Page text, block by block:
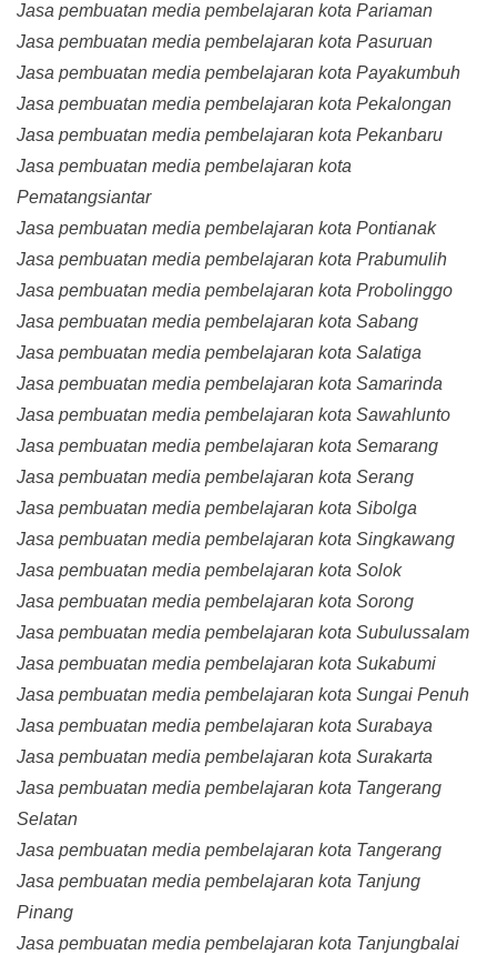
Jasa pembuatan media pembelajaran kota Pariaman
Jasa pembuatan media pembelajaran kota Pasuruan
Jasa pembuatan media pembelajaran kota Payakumbuh
Jasa pembuatan media pembelajaran kota Pekalongan
Jasa pembuatan media pembelajaran kota Pekanbaru
Jasa pembuatan media pembelajaran kota
Pematangsiantar
Jasa pembuatan media pembelajaran kota Pontianak
Jasa pembuatan media pembelajaran kota Prabumulih
Jasa pembuatan media pembelajaran kota Probolinggo
Jasa pembuatan media pembelajaran kota Sabang
Jasa pembuatan media pembelajaran kota Salatiga
Jasa pembuatan media pembelajaran kota Samarinda
Jasa pembuatan media pembelajaran kota Sawahlunto
Jasa pembuatan media pembelajaran kota Semarang
Jasa pembuatan media pembelajaran kota Serang
Jasa pembuatan media pembelajaran kota Sibolga
Jasa pembuatan media pembelajaran kota Singkawang
Jasa pembuatan media pembelajaran kota Solok
Jasa pembuatan media pembelajaran kota Sorong
Jasa pembuatan media pembelajaran kota Subulussalam
Jasa pembuatan media pembelajaran kota Sukabumi
Jasa pembuatan media pembelajaran kota Sungai Penuh
Jasa pembuatan media pembelajaran kota Surabaya
Jasa pembuatan media pembelajaran kota Surakarta
Jasa pembuatan media pembelajaran kota Tangerang
Selatan
Jasa pembuatan media pembelajaran kota Tangerang
Jasa pembuatan media pembelajaran kota Tanjung
Pinang
Jasa pembuatan media pembelajaran kota Tanjungbalai